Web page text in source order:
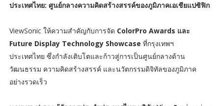
ประเทศไทย: ศูนย์กลางความคิดสร้างสรรค์ของภูมิภาคเอเชียแปซิฟิก
ViewSonic ให้ความสำคัญกับการจัด ColorPro Awards และ
Future Display Technology Showcase ที่กรุงเทพฯ
ประเทศไทย ซึ่งกำลังเติบโตและก้าวสู่การเป็นศูนย์กลางด้าน
วัฒนธรรม ความคิดสร้างสรรค์ และนวัตกรรมดิจิทัลของภูมิภาค
อย่างรวดเร็ว